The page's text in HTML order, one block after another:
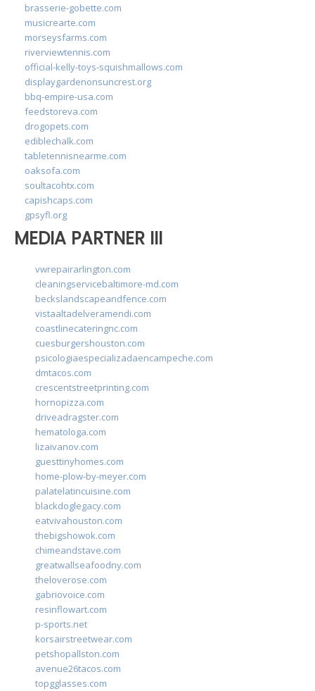
brasserie-gobette.com
musicrearte.com
morseysfarms.com
riverviewtennis.com
official-kelly-toys-squishmallows.com
displaygardenonsuncrest.org
bbq-empire-usa.com
feedstoreva.com
drogopets.com
ediblechalk.com
tabletennisnearme.com
oaksofa.com
soultacohtx.com
capishcaps.com
gpsyfl.org
MEDIA PARTNER III
vwrepairarlington.com
cleaningservicebaltimore-md.com
beckslandscapeandfence.com
vistaaltadelveramendi.com
coastlinecateringnc.com
cuesburgershouston.com
psicologiaespecializadaencampeche.com
dmtacos.com
crescentstreetprinting.com
hornopizza.com
driveadragster.com
hematologa.com
lizaivanov.com
guesttinyhomes.com
home-plow-by-meyer.com
palatelatincuisine.com
blackdoglegacy.com
eatvivahouston.com
thebigshowok.com
chimeandstave.com
greatwallseafoodny.com
theloverose.com
gabriovoice.com
resinflowart.com
p-sports.net
korsairstreetwear.com
petshopallston.com
avenue26tacos.com
topgglasses.com